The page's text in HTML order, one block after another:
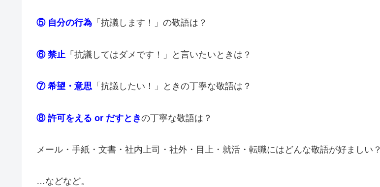
⑤ 自分の行為 「抗議します！」の敬語は？
⑥ 禁止 「抗議してはダメです！」と言いたいときは？
⑦ 希望・意思 「抗議したい！」ときの丁寧な敬語は？
⑧ 許可をえる or だすときの丁寧な敬語は？
メール・手紙・文書・社内上司・社外・目上・就活・転職にはどんな敬語が好ましい？
…などなど。